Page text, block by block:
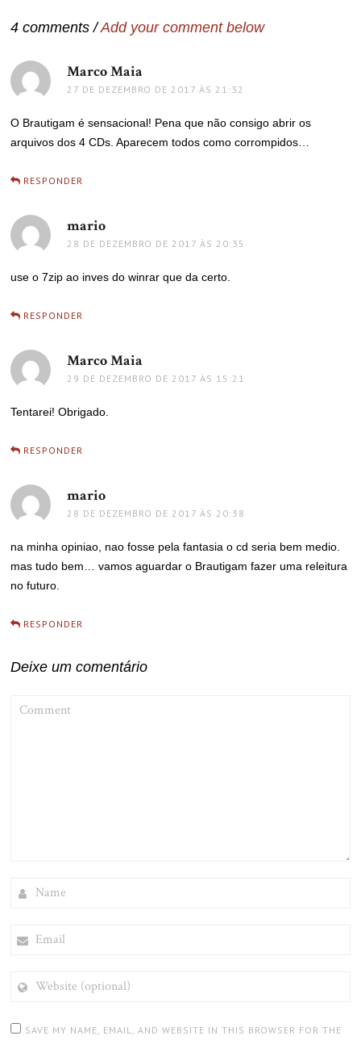
4 comments /Add your comment below
Marco Maia
27 DE DEZEMBRO DE 2017 ÀS 21:32
O Brautigam é sensacional! Pena que não consigo abrir os
arquivos dos 4 CDs. Aparecem todos como corrompidos…
RESPONDER
mario
28 DE DEZEMBRO DE 2017 ÀS 20:35
use o 7zip ao inves do winrar que da certo.
RESPONDER
Marco Maia
29 DE DEZEMBRO DE 2017 ÀS 15:21
Tentarei! Obrigado.
RESPONDER
mario
28 DE DEZEMBRO DE 2017 ÀS 20:38
na minha opiniao, nao fosse pela fantasia o cd seria bem medio.
mas tudo bem… vamos aguardar o Brautigam fazer uma releitura
no futuro.
RESPONDER
Deixe um comentário
(OPTIONAL)
SAVE MY NAME, EMAIL, AND WEBSITE IN THIS BROWSER FOR THE